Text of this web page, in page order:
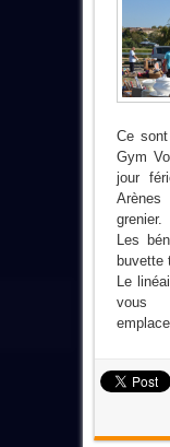
Ce
Gym
jour
grenier.
Les
buvette
Le
vous